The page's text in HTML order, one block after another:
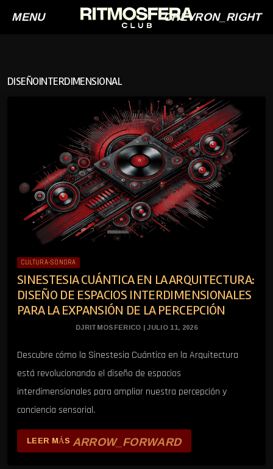
MENU CHEVRON_RIGHT
DISEÑOINTERDIMENSIONAL
CULTURA-SONORA
SINESTESIA CUÁNTICA EN LA ARQUITECTURA:
DISEÑO DE ESPACIOS INTERDIMENSIONALES
PARA LA EXPANSIÓN DE LA PERCEPCIÓN
DJRITMOSFERICO | JULIO 11, 2026
Descubre cómo la Sinestesia Cuántica en la Arquitectura
está revolucionando el diseño de espacios
interdimensionales para ampliar nuestra percepción y
conciencia sensorial.
LEER MÁS ARROW_FORWARD